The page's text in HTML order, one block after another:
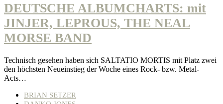
DEUTSCHE ALBUMCHARTS: mit
JINJER, LEPROUS, THE NEAL
MORSE BAND
Technisch gesehen haben sich SALTATIO MORTIS mit Platz zwei
den höchsten Neueinstieg der Woche eines Rock- bzw. Metal-
Acts…
BRIAN SETZER